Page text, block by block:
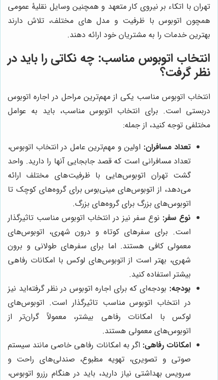
تهران با اتکاء بر نیروی کار متعهد و همچنین وسایل نقلیۀ عمومی
همچون اتوبوس با ظرفیت و مدل های مختلف، تلاش دارند
بهترین خدمات را به مشتریان خود ارائه دهند.
انتخاب اتوبوس مناسب: چه نکاتی را باید در
نظر گرفت؟
انتخاب اتوبوس مناسب یکی از مهم‌ترین مراحل در اجاره اتوبوس
دربستی است. برای انتخاب اتوبوس مناسب، باید به عوامل
مختلفی توجه کنید، از جمله:
تعداد مسافران: اولین و مهم‌ترین عامل در انتخاب اتوبوس،
تعداد مسافرانی است که قصد جابجایی آنها را دارید. واحد
گشت تهران اتوبوس‌هایی با ظرفیت‌های مختلف ارائه
می‌دهد، از اتوبوس‌های مینی‌بوس برای گروه‌های کوچک تا
اتوبوس‌های بزرگ برای گروه‌های بزرگ.
نوع سفر: نوع سفر نیز در انتخاب اتوبوس مناسب تاثیرگذار
است. برای سفرهای کوتاه و درون شهری، اتوبوس‌های
معمولی کافی هستند. اما برای سفرهای طولانی و برون
شهری، بهتر است از اتوبوس‌های لوکس با امکانات رفاهی
بیشتر استفاده کنید.
بودجه: بودجه‌ای که برای اجاره اتوبوس در نظر گرفته‌اید نیز
در انتخاب اتوبوس مناسب تاثیرگذار است. اتوبوس‌های
لوکس با امکانات رفاهی بیشتر، معمولاً گران‌تر از
اتوبوس‌های معمولی هستند.
امکانات رفاهی: اگر به امکانات رفاهی خاصی مانند سیستم
صوتی و تصویری، تهویه مطبوع، صندلی‌های راحت و
سرویس بهداشتی نیاز دارید، باید در هنگام رزرو اتوبوس،